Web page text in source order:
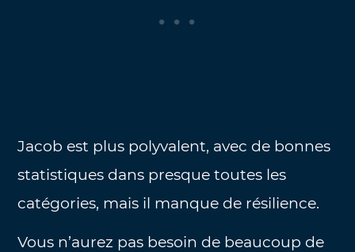
Jacob est plus polyvalent, avec de bonnes
statistiques dans presque toutes les
catégories, mais il manque de résilience.
Vous n’aurez pas besoin de beaucoup de